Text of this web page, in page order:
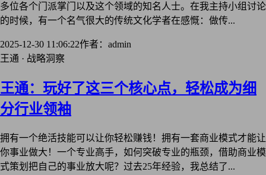
多位各个门派掌门以及这个领域的知名人士。在我主持小组讨论
的时候，有一个名气很大的传统文化学者在感慨：做传...
2025-12-30 11:06:22作者：admin
王通 · 战略洞察
王通：玩好了这三个核心点，轻松成为细
分行业领袖
拥有一个绝活技能可以让你轻松赚钱！拥有一套商业模式才能让
你事业做大！一个专业高手，如何突破专业的瓶颈，借助商业模
式策划把自己的事业放大呢？过去25年经验，我总结了...